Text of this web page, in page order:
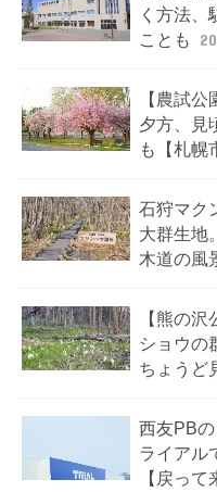
く方法、
ことも
【農試
夕方、見
も【札幌
石狩マク
大群生地
木道の風
【熊の
ショウの
ちょうど
西友PB
ライアル
【戻って